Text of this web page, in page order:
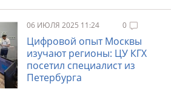
06 ИЮЛЯ 2025 11:24 0
Цифровой опыт Москвы
изучают регионы: ЦУ КГХ
посетил специалист из
Петербурга